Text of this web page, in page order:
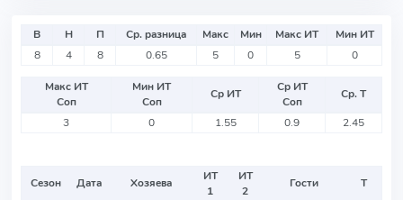
В Н П Ср. разница Макс Мин Макс ИТ
Мин ИТ
8
4 8 0.65 5 0 5 0
Макс ИТ
Соп
Мин ИТ
Соп
Ср ИТ
Ср ИТ
Соп
Ср. Т
3
0 1.55 0.9 2.45
Сезон Дата Хозяева
ИТ
1
ИТ
2
Гости Т